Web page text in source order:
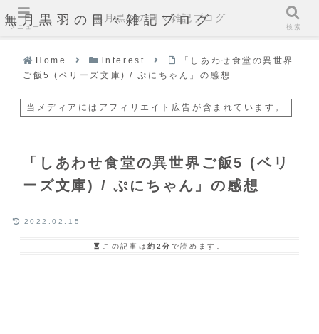
無月黒羽の日々雑記ブログ
Home interest
「しあわせ食堂の異世界
ご飯5 (ベリーズ文庫) / ぷにちゃん」の感想
当メディアにはアフィリエイト広告が含まれています。
「しあわせ食堂の異世界ご飯5 (ベリ
ーズ文庫) / ぷにちゃん」の感想
2022.02.15
この記事は約2分 で読めます。
メニュー
無月黒羽の日々雑記ブログ
検索